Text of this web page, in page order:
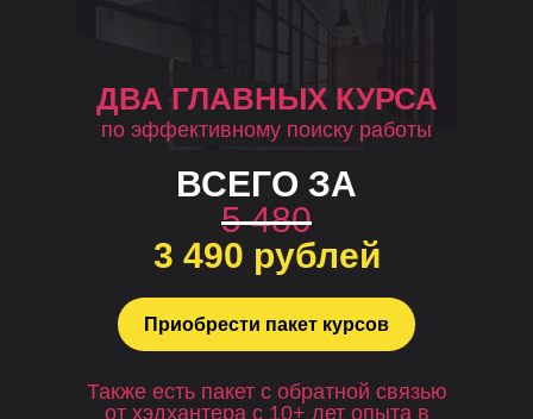
ДВА ГЛАВНЫХ КУРСА
по эффективному поиску работы
Приобрести пакет курсов
ВСЕГО ЗА
5 480
3 490 рублей
Также есть пакет с обратной связью
от хэдхантера с 10+ лет опыта в